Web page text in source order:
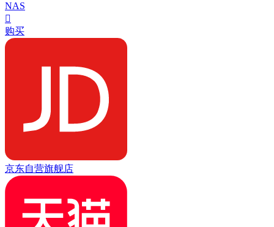
NAS

购买
京东自营旗舰店